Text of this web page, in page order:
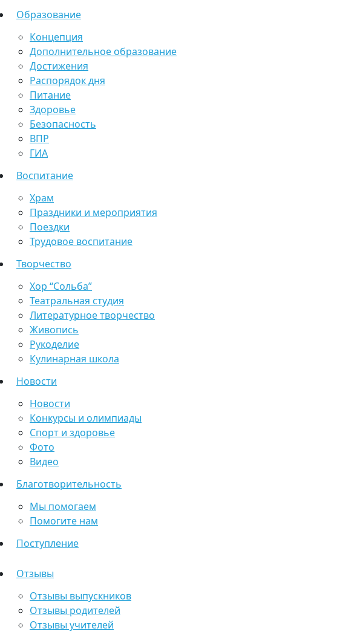
Образование
Концепция
Дополнительное образование
Достижения
Распорядок дня
Питание
Здоровье
Безопасность
ВПР
ГИА
Воспитание
Храм
Праздники и мероприятия
Поездки
Трудовое воспитание
Творчество
Хор “Сольба”
Театральная студия
Литературное творчество
Живопись
Рукоделие
Кулинарная школа
Новости
Новости
Конкурсы и олимпиады
Спорт и здоровье
Фото
Видео
Благотворительность
Мы помогаем
Помогите нам
Поступление
Отзывы
Отзывы выпускников
Отзывы родителей
Отзывы учителей